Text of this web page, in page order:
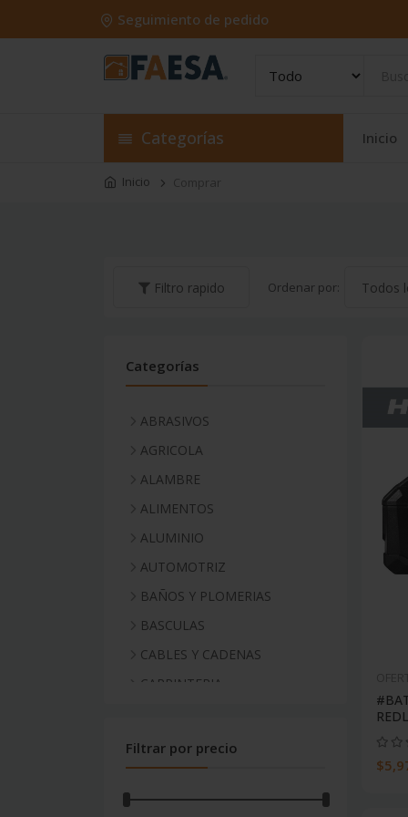
Seguimiento de pedido
Categorías Inicio
Inicio Comprar
Filtro rapido Ordenar por:
Categorías
ABRASIVOS
AGRICOLA
ALAMBRE
ALIMENTOS
ALUMINIO
AUTOMOTRIZ
BAÑOS Y PLOMERIAS
BASCULAS
CABLES Y CADENAS
CARPINTERIA
CLOSETS
COCINA
CONEXIONES
Filtrar por precio